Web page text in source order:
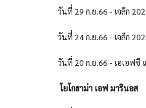
วันที่ 29 ก.ย.66 - เจลีก
วันที่ 24 ก.ย.66 - เจลีก
วันที่ 20 ก.ย.66 - เอเอฟซี
โยโกฮาม่า เอฟ มารินอส